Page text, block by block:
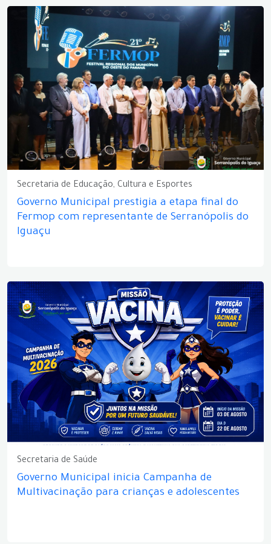
Secretaria de Educação, Cultura e Esportes
Governo Municipal prestigia a etapa final do
Fermop com representante de Serranópolis do
Iguaçu
Secretaria de Saúde
Governo Municipal inicia Campanha de
Multivacinação para crianças e adolescentes